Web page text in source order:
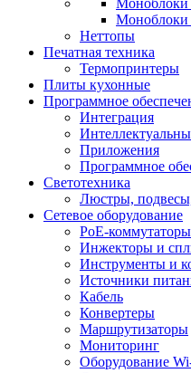
Моноблоки
Моноблоки
Неттопы
Печатная техника
Термопринтеры
Плиты кухонные
Программное
Интеграция
Приложения
Программное
Светотехника
Люстры,
Сетевое оборудование
PoE-коммутаторы
Инжекторы и
Инструменты и
Источники
Кабель
Конвертеры
Маршрутизаторы
Мониторинг
Оборудование